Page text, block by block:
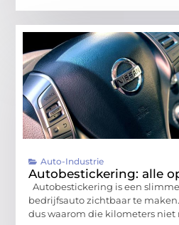
Auto-Industrie
Autobestickering: alle
Autobestickering is een
bedrijfsauto zichtbaar te
dus waarom die kilometers